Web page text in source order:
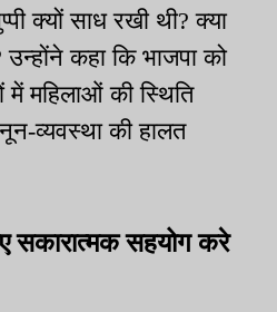
क्यों साध रखी थी? क्या
कहा कि भाजपा को
में महिलाओं की स्थिति
व्यवस्था की हालत
सकारात्मक सहयोग करे